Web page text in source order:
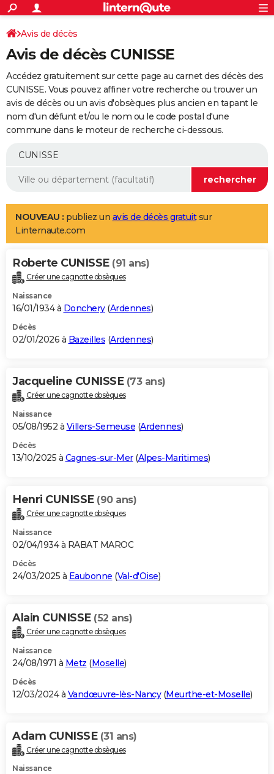
ACTUALITÉS
Politique
Société
Faits Divers
Education
Monde
Villes
+
SPORT
Coupe du monde 2026
Football
Tennis
Cyclisme
Rugby
Forum
Programme TV
TNT
Streaming
Cinéma
Sorties cinéma
Musique
+
FINANCE
Retraite
Epargne
Immobilier
Risques naturels par ville
Banque
Assurance
AUTO
Essais
Réserver un essai
Citadines
Berlines
SUV
Forum auto
+
Mobiles
Meilleur smartphone
Internet
Ordinateurs
Jeux vidéo
Guide high-tech
Aménagement intérieur
LIFESTYLE
Art de vivre
Bien-être
Loisirs
Mode
Modes de vie
Alimentation
Guide de la santé
Maladies
Médicaments
Sommeil
VOYAGE
Destinations
City break
Voyage nature
Voyage de noces
Forum
Climat
+PHOTO
GUIDES D'ACHAT
BONS PLANS
Carte de Noël
Carte Bonne année
Carte Saint-Valentin
Carte Pâques
Carte d'anniversaire
DICTIONNAIRE
Dictionnaire
Biographies
Citations
Expressions
Proverbes
PROGRAMME TV
S'inscrire
Se connecter
Lycées
Collèges
Primaires
Universités
Entreprises
Service militaire
Avis de recherche
AVIS DE DÉCÈS
Bricolage
Lifestyle
Culture
Sport
Auto
Television
Voyage
Cinema
Avis de décès
Avis de décès CUNISSE
Accédez gratuitement sur cette page au carnet des décès des
CUNISSE. Vous pouvez affiner votre recherche ou trouver un
avis de décès ou un avis d'obsèques plus ancien en tapant le
nom d'un défunt et/ou le nom ou le code postal d'une
commune dans le moteur de recherche ci-dessous.
NOUVEAU : publiez un avis de décès gratuitsur
Linternaute.com
Roberte CUNISSE (91 ans)
Créer une cagnotte obsèques
Naissance
16/01/1934 à Donchery(Ardennes)
Décès
02/01/2026 à Bazeilles (Ardennes)
Jacqueline CUNISSE (73 ans)
Créer une cagnotte obsèques
Naissance
05/08/1952 à Villers-Semeuse (Ardennes)
Décès
13/10/2025 à Cagnes-sur-Mer(Alpes-Maritimes)
Henri CUNISSE (90 ans)
Créer une cagnotte obsèques
Naissance
02/04/1934 à RABAT MAROC
Décès
24/03/2025 à Eaubonne (Val-d'Oise)
Alain CUNISSE (52 ans)
Créer une cagnotte obsèques
Naissance
24/08/1971 à Metz (Moselle)
Décès
12/03/2024 à Vandœuvre-lès-Nancy(Meurthe-et-Moselle)
Adam CUNISSE (31 ans)
Créer une cagnotte obsèques
Naissance